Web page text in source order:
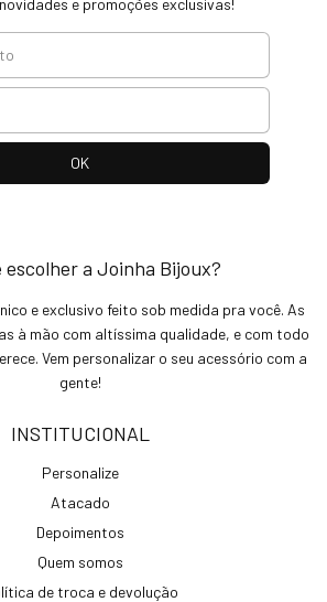
e promoções exclusivas!
escolher a Joinha Bijoux?
e exclusivo feito sob medida pra você. As
à mão com altíssima qualidade, e com todo
Vem personalizar o seu acessório com a
gente!
INSTITUCIONAL
Personalize
Atacado
Depoimentos
Quem somos
de troca e devolução